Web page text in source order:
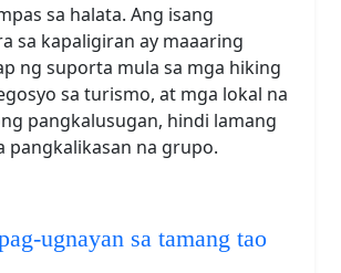
sa halata. Ang isang
sa kapaligiran ay maaaring
ng suporta mula sa mga hiking
sa turismo, at mga lokal na
pangkalusugan, hindi lamang
pangkalikasan na grupo.
ugnayan sa tamang tao